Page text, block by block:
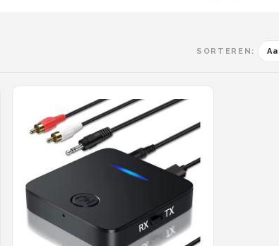
SORTEREN: